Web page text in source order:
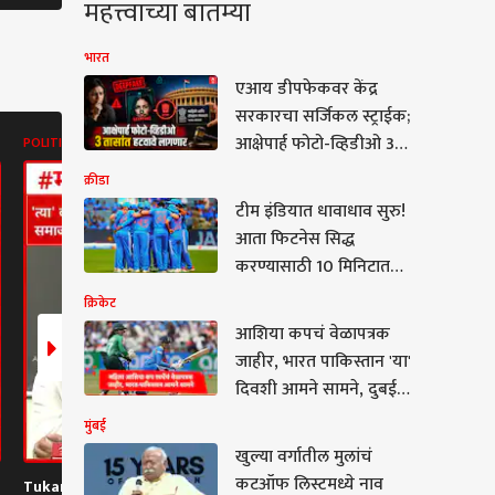
POLITICS
Tukaram Mundhe On
POLITICS
Amal Mahadik at D Y
महत्त्वाच्या बातम्या
भारत
एआय डीपफेकवर केंद्र
सरकारचा सर्जिकल स्ट्राईक;
आक्षेपार्ह फोटो-व्हिडीओ 3
क्रीडा
टीम इंडियात धावाधाव सुरु!
आता फिटनेस सिद्ध
करण्यासाठी 10 मिनिटात
1200 मीटर किती मिनिटात
पूर्ण करावी लागणार? हा
सुद्धा नियम ठरला
क्रिकेट
आशिया कपचं वेळापत्रक
जाहीर, भारत पाकिस्तान 'या'
दिवशी आमने सामने, दुबईत
मुंबई
खुल्या वर्गातील मुलांचं
कटऑफ लिस्टमध्ये नाव
मुलांचं